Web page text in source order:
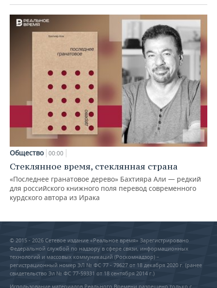
Общество 00:00
Стеклянное время, стеклянная страна
«Последнее гранатовое дерево» Бахтияра Али — редкий
для российского книжного поля перевод современного
курдского автора из Ирака
© 2015 - 2026 Сетевое издание «Реальное время» Зарегистрировано
Федеральной службой по надзору в сфере связи, информационных
технологий и массовых коммуникаций (Роскомнадзор) –
регистрационный номер ЭЛ № ФС 77 - 79627 от 18 декабря 2020 г. (ранее
свидетельство Эл № ФС 77-59331 от 18 сентября 2014 г.)
Использование материалов Реального Времени разрешено только с